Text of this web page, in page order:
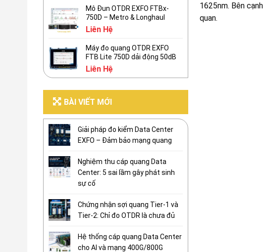
1625nm. Bên
quan.
Mô Đun OTDR EXFO FTBx-
750D – Metro & Longhaul
Liên Hệ
Máy đo quang OTDR EXFO
FTB Lite 750D dải động 50dB
Liên Hệ
BÀI VIẾT MỚI
Giải pháp đo kiểm Data Center
EXFO – Đảm bảo mạng quang
Nghiệm thu cáp quang Data
Center: 5 sai lầm gây phát sinh
sự cố
Chứng nhận sợi quang Tier-1 và
Tier-2: Chỉ đo OTDR là chưa đủ
Hệ thống cáp quang Data Center
cho AI và mạng 400G/800G